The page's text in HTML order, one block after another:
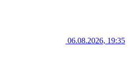
06.08.2026, 19:35